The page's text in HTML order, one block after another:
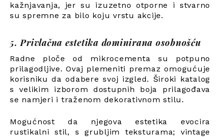
kažnjavanja, jer su izuzetno otporne i stvarno
su spremne za bilo koju vrstu akcije.
5. Privlačna estetika dominirana osobnošću
Radne ploče od mikrocementa su potpuno
prilagodljive. Ovaj plemeniti premaz omogućuje
korisniku da odabere svoj izgled. Široki katalog
s velikim izborom dostupnih boja prilagođava
se namjeri i traženom dekorativnom stilu.
Mogućnost da njegova estetika evocira
rustikalni stil, s grubljim teksturama; vintage